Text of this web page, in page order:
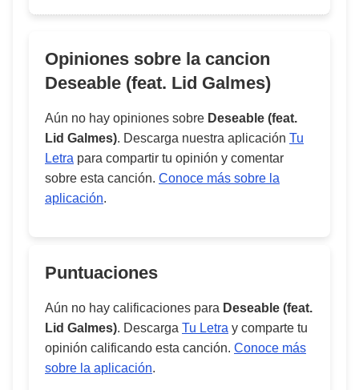
Opiniones sobre la cancion
Deseable (feat. Lid Galmes)
Aún no hay opiniones sobre Deseable (feat.
Lid Galmes). Descarga nuestra aplicación Tu
Letra para compartir tu opinión y comentar
sobre esta canción. Conoce más sobre la
aplicación.
Puntuaciones
Aún no hay calificaciones para Deseable (feat.
Lid Galmes). Descarga Tu Letra y comparte tu
opinión calificando esta canción. Conoce más
sobre la aplicación.